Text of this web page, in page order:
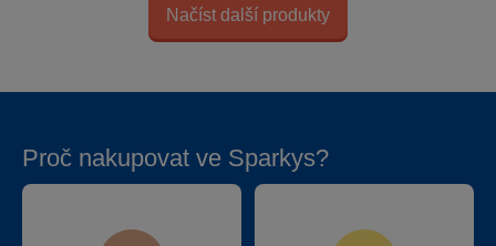
Načíst další produkty
Proč nakupovat ve Sparkys?